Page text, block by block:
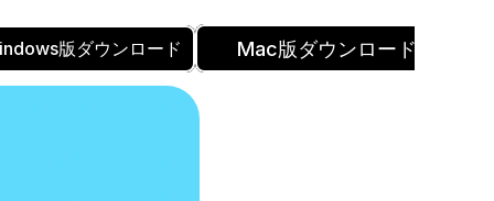
版ダウンロード Mac版ダウンロード